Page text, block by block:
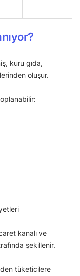
kuru gıda,
oluşur.
kanalı ve
şekillenir.
tüketicilere